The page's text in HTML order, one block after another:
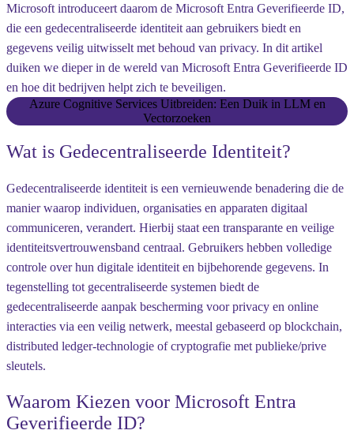
Microsoft introduceert daarom de Microsoft Entra Geverifieerde ID,
die een gedecentraliseerde identiteit aan gebruikers biedt en
gegevens veilig uitwisselt met behoud van privacy. In dit artikel
duiken we dieper in de wereld van Microsoft Entra Geverifieerde ID
en hoe dit bedrijven helpt zich te beveiligen.
Azure Cognitive Services Uitbreiden: Een Duik in LLM en
Vectorzoeken
Wat is Gedecentraliseerde Identiteit?
Gedecentraliseerde identiteit is een vernieuwende benadering die de
manier waarop individuen, organisaties en apparaten digitaal
communiceren, verandert. Hierbij staat een transparante en veilige
identiteitsvertrouwensband centraal. Gebruikers hebben volledige
controle over hun digitale identiteit en bijbehorende gegevens. In
tegenstelling tot gecentraliseerde systemen biedt de
gedecentraliseerde aanpak bescherming voor privacy en online
interacties via een veilig netwerk, meestal gebaseerd op blockchain,
distributed ledger-technologie of cryptografie met publieke/prive
sleutels.
Waarom Kiezen voor Microsoft Entra
Geverifieerde ID?